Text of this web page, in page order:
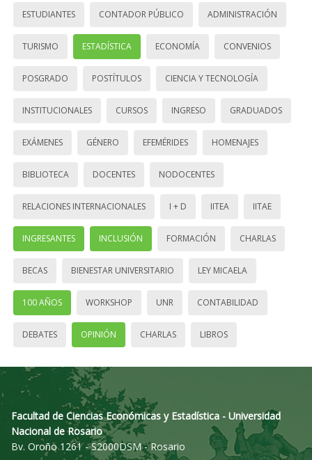
ESTUDIANTES CONTADOR PÚBLICO ADMINISTRACIÓN
TURISMO ESTADÍSTICA ECONOMÍA CONVENIOS
POSGRADO POSTÍTULOS CIENCIA Y TECNOLOGÍA
INSTITUCIONALES CURSOS INGRESO GRADUADOS
EXÁMENES GÉNERO EFEMÉRIDES HOMENAJES
BIBLIOTECA DOCENTES NODOCENTES
RELACIONES INTERNACIONALES I + D IITEA IITAE
INGRESANTES INCLUSIÓN FORMACIÓN CHARLAS
BECAS BIENESTAR UNIVERSITARIO LEY MICAELA
100 AÑOS WORKSHOP UNR CONTABILIDAD
DEBATES OPINIÓN CHARLAS LIBROS
Facultad de Ciencias Económicas y Estadística - Universidad
Nacional de Rosario
Bv. Oroño 1261 - S2000DSM - Rosario